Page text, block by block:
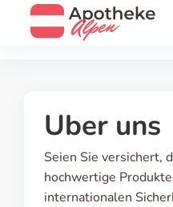
Uber uns
Seien Sie versichert,
hochwertige
internationalen